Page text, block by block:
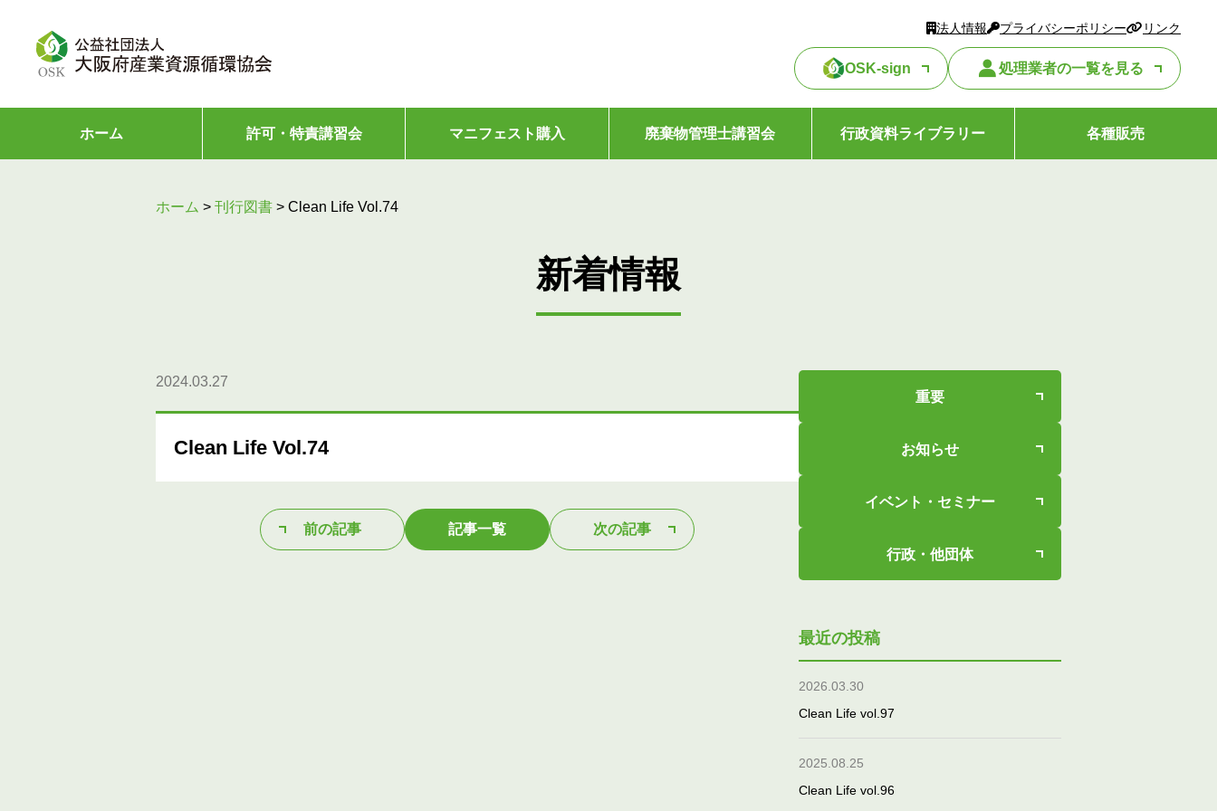
法人情報 プライバシーポリシー リンク
OSK-sign 処理業者の一覧を見る
ホーム 許可・特責講習会 マニフェスト購入 廃棄物管理士講習会 行政資料ライブラリー 各種販売
ホーム > 刊行図書 > Clean Life Vol.74
新着情報
2024.03.27
Clean Life Vol.74
前の記事 記事一覧 次の記事
重要
お知らせ
イベント・セミナー
行政・他団体
最近の投稿
2026.03.30
Clean Life vol.97
2025.08.25
Clean Life vol.96